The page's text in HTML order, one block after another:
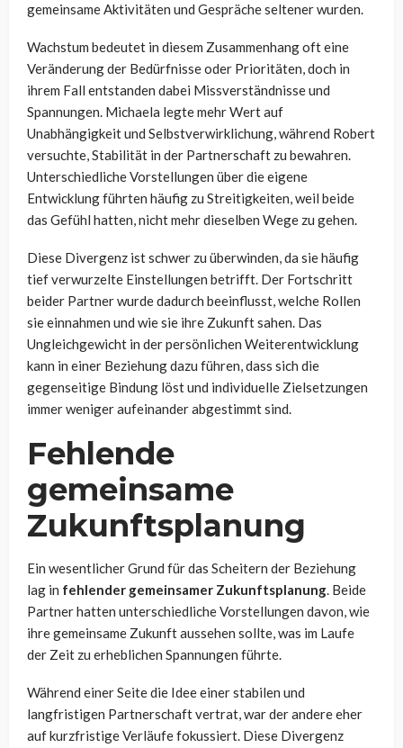
gemeinsame Aktivitäten und Gespräche seltener wurden.
Wachstum bedeutet in diesem Zusammenhang oft eine
Veränderung der Bedürfnisse oder Prioritäten, doch in
ihrem Fall entstanden dabei Missverständnisse und
Spannungen. Michaela legte mehr Wert auf
Unabhängigkeit und Selbstverwirklichung, während Robert
versuchte, Stabilität in der Partnerschaft zu bewahren.
Unterschiedliche Vorstellungen über die eigene
Entwicklung führten häufig zu Streitigkeiten, weil beide
das Gefühl hatten, nicht mehr dieselben Wege zu gehen.
Diese Divergenz ist schwer zu überwinden, da sie häufig
tief verwurzelte Einstellungen betrifft. Der Fortschritt
beider Partner wurde dadurch beeinflusst, welche Rollen
sie einnahmen und wie sie ihre Zukunft sahen. Das
Ungleichgewicht in der persönlichen Weiterentwicklung
kann in einer Beziehung dazu führen, dass sich die
gegenseitige Bindung löst und individuelle Zielsetzungen
immer weniger aufeinander abgestimmt sind.
Fehlende
gemeinsame
Zukunftsplanung
Ein wesentlicher Grund für das Scheitern der Beziehung
lag in fehlender gemeinsamer Zukunftsplanung. Beide
Partner hatten unterschiedliche Vorstellungen davon, wie
ihre gemeinsame Zukunft aussehen sollte, was im Laufe
der Zeit zu erheblichen Spannungen führte.
Während einer Seite die Idee einer stabilen und
langfristigen Partnerschaft vertrat, war der andere eher
auf kurzfristige Verläufe fokussiert. Diese Divergenz